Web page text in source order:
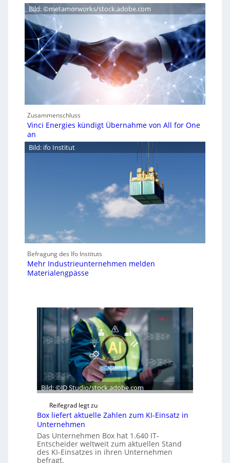
Bild: ©metamorworks/stock.adobe.com
Zusammenschluss
Vinci Energies kündigt Übernahme von All for One
an
Bild: ifo Institut
Befragung des Ifo Instituts
Mehr Industrieunternehmen melden
Materialengpässe
Bild: ©JD Studio/stock.adobe.com
Reifegrad legt zu
Box liefert aktuelle Zahlen zum KI-Einsatz in
Unternehmen
Das Unternehmen Box hat 1.640 IT-
Entscheider weltweit zum aktuellen Stand
des KI-Einsatzes in ihren Unternehmen
befragt.